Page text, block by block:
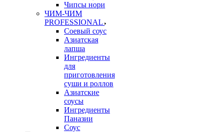
Чипсы нори
ЧИМ-ЧИМ
PROFESSIONAL
Соевый соус
Азиатская
лапша
Ингредиенты
для
приготовления
суши и роллов
Азиатские
соусы
Ингредиенты
Паназии
Соус